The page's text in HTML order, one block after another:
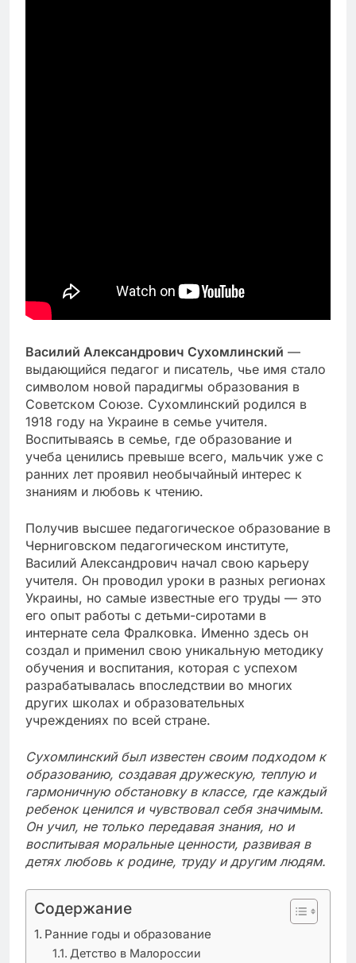
Василий Александрович Сухомлинский —
выдающийся педагог и писатель, чье имя стало
символом новой парадигмы образования в
Советском Союзе. Сухомлинский родился в
1918 году на Украине в семье учителя.
Воспитываясь в семье, где образование и
учеба ценились превыше всего, мальчик уже с
ранних лет проявил необычайный интерес к
знаниям и любовь к чтению.
Получив высшее педагогическое образование в
Черниговском педагогическом институте,
Василий Александрович начал свою карьеру
учителя. Он проводил уроки в разных регионах
Украины, но самые известные его труды — это
его опыт работы с детьми-сиротами в
интернате села Фралковка. Именно здесь он
создал и применил свою уникальную методику
обучения и воспитания, которая с успехом
разрабатывалась впоследствии во многих
других школах и образовательных
учреждениях по всей стране.
Сухомлинский был известен своим подходом к
образованию, создавая дружескую, теплую и
гармоничную обстановку в классе, где каждый
ребенок ценился и чувствовал себя значимым.
Он учил, не только передавая знания, но и
воспитывая моральные ценности, развивая в
детях любовь к родине, труду и другим людям.
Содержание
Ранние годы и образование
Детство в Малороссии